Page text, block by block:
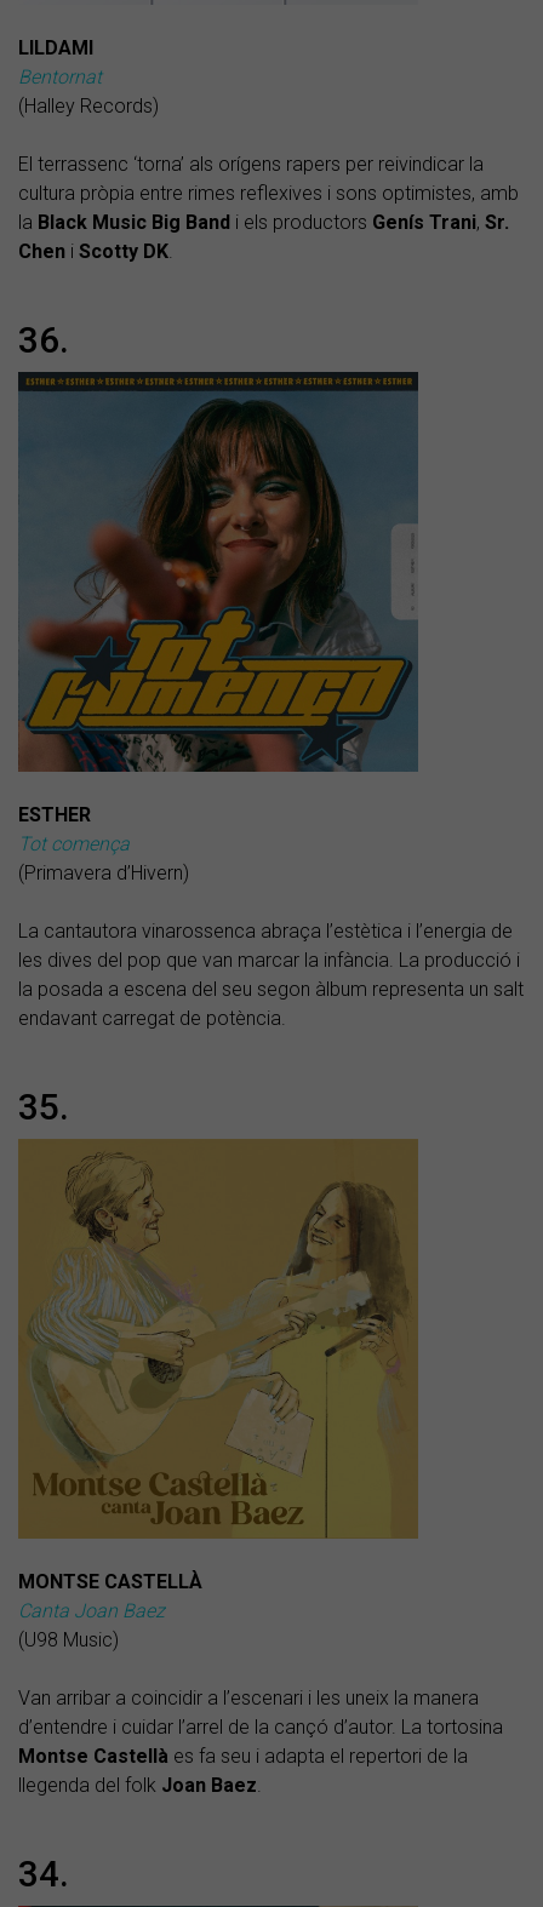
LILDAMI
Bentornat
(Halley Records)
El terrassenc ‘torna’ als orígens rapers per reivindicar la
cultura pròpia entre rimes reflexives i sons optimistes, amb
la Black Music Big Band i els productors Genís Trani, Sr.
Chen i Scotty DK
36.
ESTHER
Tot comença
(Primavera d’Hivern)
La cantautora vinarossenca abraça l’estètica i l’energia de
les dives del pop que van marcar la infància. La producció i
la posada a escena del seu segon àlbum representa un salt
endavant carregat de potència.
35.
MONTSE CASTELLÀ
Canta Joan Baez
(U98 Music)
Van arribar a coincidir a l’escenari i les uneix la manera
d’entendre i cuidar l’arrel de la cançó d’autor. La tortosina
Montse Castellà es fa seu i adapta el repertori de la
llegenda del folk Joan Baez
34.